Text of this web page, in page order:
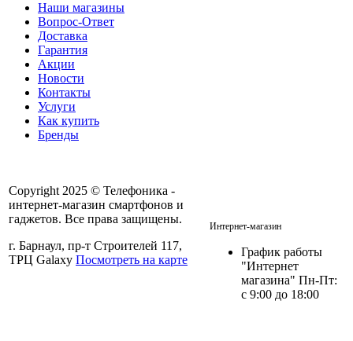
Наши магазины
Вопрос-Ответ
Доставка
Гарантия
Акции
Новости
Контакты
Услуги
Как купить
Бренды
Copyright 2025 © Телефоника -
интернет-магазин смартфонов и
гаджетов. Все права защищены.
г. Барнаул, пр-т Строителей 117,
ТРЦ Galaxy Посмотреть на карте
Интернет-магазин
График работы
"Интернет
магазина" Пн-Пт:
с 9:00 до 18:00